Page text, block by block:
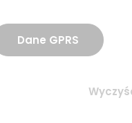
Dane GPRS